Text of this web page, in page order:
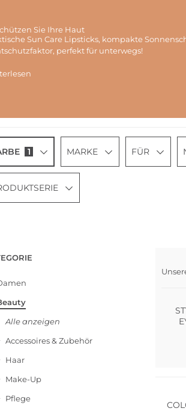
Sie Ihre Haut
Sun Care Lipsticks, kompakte
perfekt für unterwegs!
1 MARKE FÜR
Alle anzeigen
Accessoires & Zubehör
Haar
Make-Up
Pflege